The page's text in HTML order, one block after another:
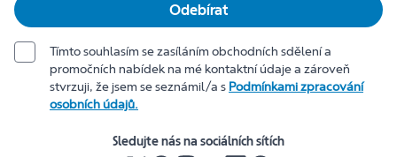
Odebírat
Tímto souhlasím se zasíláním obchodních sdělení a
promočních nabídek na mé kontaktní údaje a zároveň
stvrzuji, že jsem se seznámil/a s Podmínkami zpracování
osobních údajů.
Sledujte nás na sociálních sítích